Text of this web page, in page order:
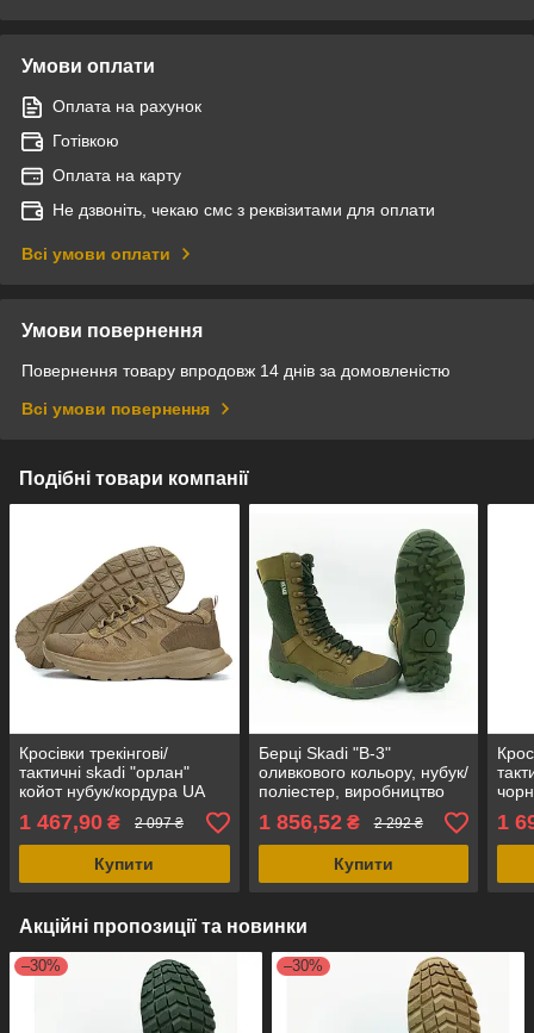
Умови оплати
Оплата на рахунок
Готівкою
Оплата на карту
Не дзвоніть, чекаю смс з реквізитами для оплати
Всі умови оплати
Умови повернення
Повернення товару впродовж 14 днів за домовленістю
Всі умови повернення
Подібні товари компанії
Кросівки трекінгові/
тактичні skadi "орлан"
койот нубук/кордура UA
1 467,90 ₴ 2 097 ₴
Купити
Берці Skadi "B-3"
оливкового кольору, нубук/
поліестер, виробництво
UA
1 856,52₴ 2 292 ₴
Купити
1
Акційні пропозиції та новинки
–30% –30%